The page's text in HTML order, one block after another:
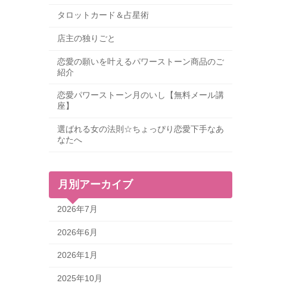
タロットカード＆占星術
店主の独りごと
恋愛の願いを叶えるパワーストーン商品のご
紹介
恋愛パワーストーン月のいし【無料メール講
座】
選ばれる女の法則☆ちょっぴり恋愛下手なあ
なたへ
月別アーカイブ
2026年7月
2026年6月
2026年1月
2025年10月